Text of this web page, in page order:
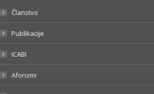
Članstvo
Publikacije
ICABI
Aforizmi